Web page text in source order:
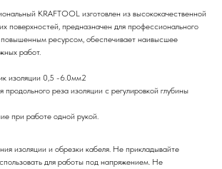
KRAFTOOL изготовлен из высококачественной
поверхностей, предназначен для профессионального
ресурсом, обеспечивает наивысшее
работ.
изоляции 0,5 -6.0мм2
реза изоляции с регулировкой глубины
при работе одной рукой.
изоляции и обрезки кабеля. Не прикладывайте
для работы под напряжением. Не